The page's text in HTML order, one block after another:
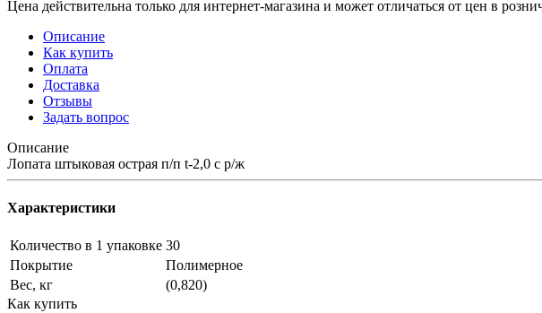
Цена действительна только для интернет-магазина и может отличаться от цен в
Описание
Как купить
Оплата
Доставка
Отзывы
Задать вопрос
Описание
Лопата штыковая острая п/п t-2,0 с р/ж
Характеристики
Количество в 1 упаковке 30
Покрытие
Полимерное
Вес, кг
(0,820)
Как купить